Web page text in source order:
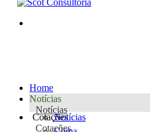
Home
Notícias
Notícias
Notícias
Cotações
Cotações